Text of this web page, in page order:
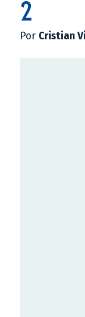
2
Por Cristian